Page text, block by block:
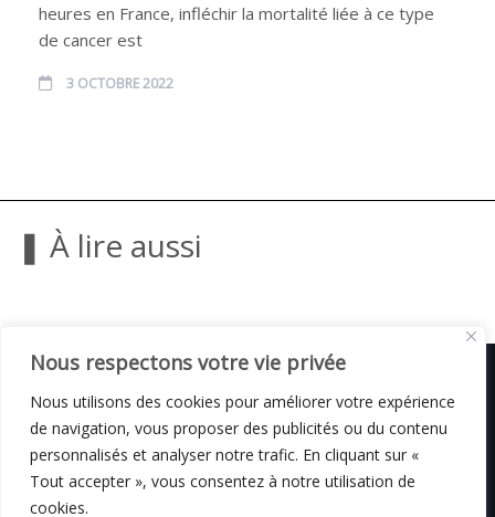
Nous respectons votre vie privée
Nous utilisons des cookies pour améliorer votre expérience
de navigation, vous proposer des publicités ou du contenu
personnalisés et analyser notre trafic. En cliquant sur «
Tout accepter », vous consentez à notre utilisation de
cookies.
heures en France, infléchir la mortalité liée à ce type
de cancer est
3 OCTOBRE 2022
❚ À lire aussi
© C i E M2026
Mentions légales